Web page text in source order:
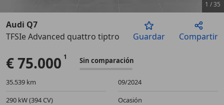
Anterior
1 /35
Audi Q7
TFSIe Advanced quattro tiptronic 290kW
Guardar Compartir
€ 75.000 Sin comparación
35.539 km
09/2024
290 kW (394 CV)
Ocasión